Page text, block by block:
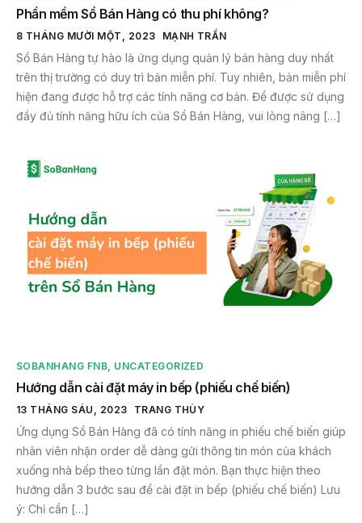
Phần mềm Sổ Bán Hàng có thu phí không?
8 THÁNG MƯỜI MỘT, 2023 MẠNH TRẦN
Sổ Bán Hàng tự hào là ứng dụng quản lý bán hàng duy nhất
trên thị trường có duy trì bản miễn phí. Tuy nhiên, bản miễn phí
hiện đang được hỗ trợ các tính năng cơ bản. Để được sử dụng
đầy đủ tính năng hữu ích của Sổ Bán Hàng, vui lòng nâng […]
SOBANHANG FNB UNCATEGORIZED
Hướng dẫn cài đặt máy in bếp (phiếu chế biến)
13 THÁNG SÁU, 2023 TRANG THÙY
Ứng dụng Sổ Bán Hàng đã có tính năng in phiếu chế biến giúp
nhân viên nhận order dễ dàng gửi thông tin món của khách
xuống nhà bếp theo từng lần đặt món. Bạn thực hiện theo
hướng dẫn 3 bước sau để cài đặt in bếp (phiếu chế biến) Lưu
ý: Chỉ cần […]